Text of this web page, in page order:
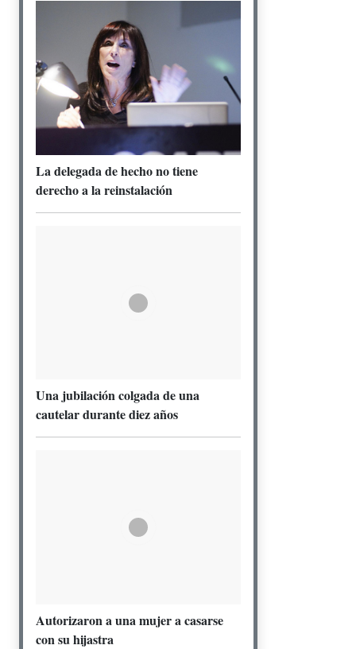
La delegada de hecho no tiene
derecho a la reinstalación
Una jubilación colgada de una
cautelar durante diez años
Autorizaron a una mujer a casarse
con su hijastra